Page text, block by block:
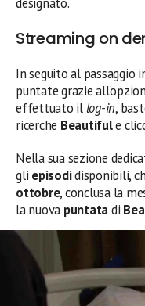
Streaming on
In seguito al passaggio
puntate grazie
effettuato illog-in,
ricerche Beautifule
Nella sua sezione
gli episodidisponibili,
ottobre, conclusa la
la nuova puntatadi